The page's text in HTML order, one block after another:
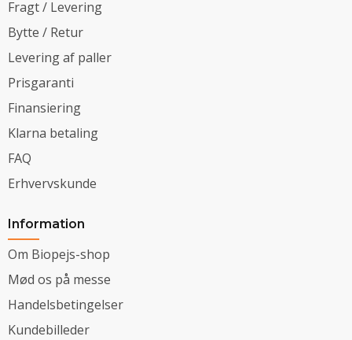
Fragt / Levering
Bytte / Retur
Levering af paller
Prisgaranti
Finansiering
Klarna betaling
FAQ
Erhvervskunde
Information
Om Biopejs-shop
Mød os på messe
Handelsbetingelser
Kundebilleder